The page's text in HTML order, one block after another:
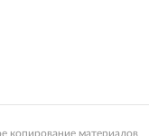
копирование материалов